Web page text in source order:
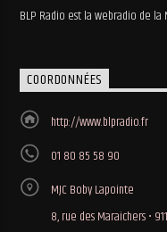
BLP Radio est la webradio de la
COORDONNÉES
http://www.blpradio.fr
01 80 85 58 90
MJC Boby Lapointe
8, rue des Maraichers •